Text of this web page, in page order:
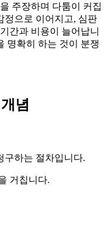
주장하며 다툼이 커집
정으로 이어지고, 심판
간과 비용이 늘어납니
명확히 하는 것이 분쟁
념
구하는 절차입니다.
거칩니다.